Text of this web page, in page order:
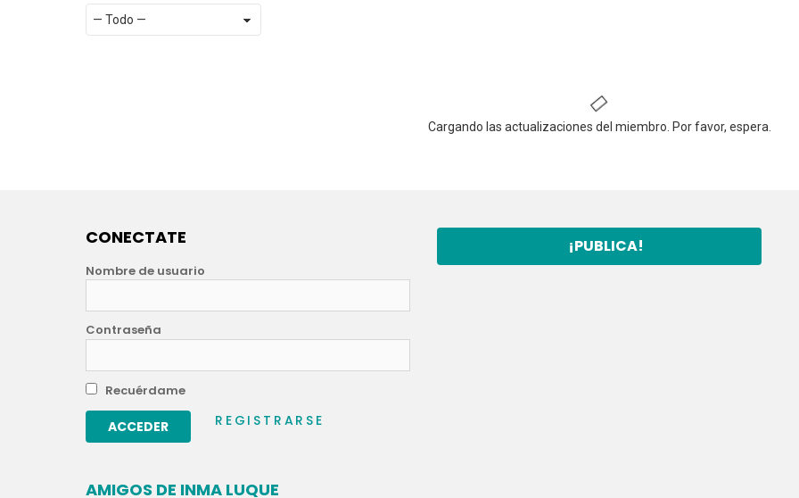
RSS
Mostrar:
Cargando las actualizaciones del miembro. Por favor, espera.
CONECTATE
Nombre de usuario
Contraseña
Recuérdame
REGISTRARSE
AMIGOS DE INMA LUQUE
¡PUBLICA!